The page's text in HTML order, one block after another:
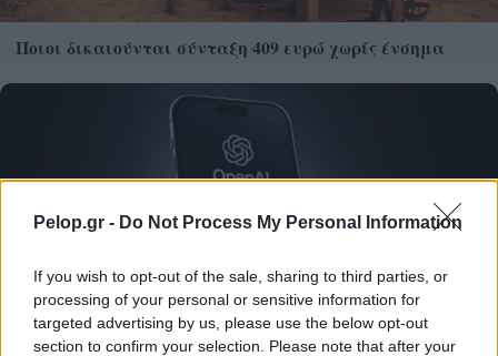
Pelop.gr - Do Not Process My Personal Information
If you wish to opt-out of the sale, sharing to third parties, or
processing of your personal or sensitive information for
targeted advertising by us, please use the below opt-out
section to confirm your selection. Please note that after your
Ποιοι δικαιούνται σύνταξη 409 ευρώ χωρίς ένσημα